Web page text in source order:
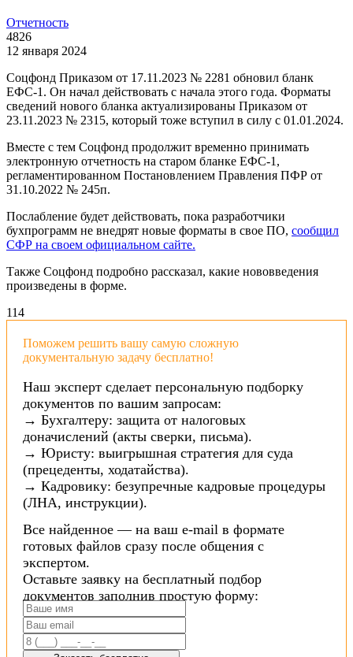
Отчетность
4826
12 января 2024
Соцфонд Приказом от 17.11.2023 № 2281 обновил бланк
ЕФС-1. Он начал действовать с начала этого года. Форматы
сведений нового бланка актуализированы Приказом от
23.11.2023 № 2315, который тоже вступил в силу с 01.01.2024.
Вместе с тем Соцфонд продолжит временно принимать
электронную отчетность на старом бланке ЕФС-1,
регламентированном Постановлением Правления ПФР от
31.10.2022 № 245п.
Послабление будет действовать, пока разработчики
бухпрограмм не внедрят новые форматы в свое ПО, сообщил
СФР на своем официальном сайте.
Также Соцфонд подробно рассказал, какие нововведения
произведены в форме.
114
Поможем решить вашу самую сложную
документальную задачу бесплатно!
Наш эксперт сделает персональную подборку
документов по вашим запросам:
→ Бухгалтеру: защита от налоговых
доначислений (акты сверки, письма).
→ Юристу: выигрышная стратегия для суда
(прецеденты, ходатайства).
→ Кадровику: безупречные кадровые процедуры
(ЛНА, инструкции).
Все найденное — на ваш e-mail в формате
готовых файлов сразу после общения с
экспертом.
Оставьте заявку на бесплатный подбор
документов заполнив простую форму: